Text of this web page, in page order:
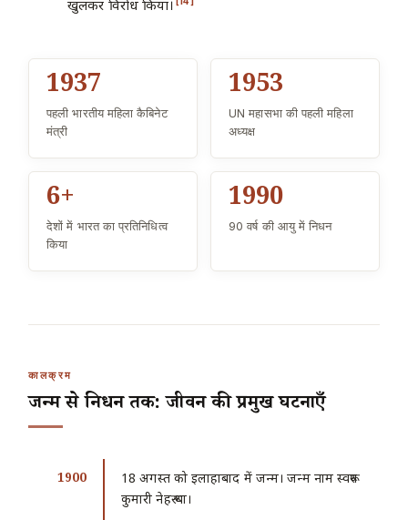
खुलकर विरोध किया।
1937
पहली भारतीय महिला कैबिनेट
मंत्री
1953
UN महासभा की पहली महिला
अध्यक्ष
6+
देशों में भारत का प्रतिनिधित्व
किया
1990
90 वर्ष की आयु में निधन
कालक्रम
जन्म से निधन तक: जीवन की प्रमुख घटनाएँ
1900
18 अगस्त को इलाहाबाद में जन्म। जन्म नाम स्वरूप
कुमारी नेहरू था।